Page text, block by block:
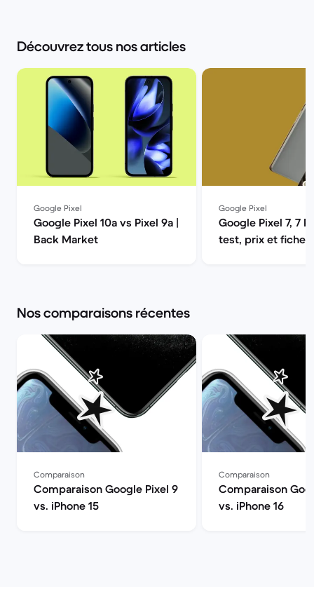
Découvrez tous nos articles
Google Pixel
Google Pixel 10a vs Pixel 9a |
Back Market
Google Pixel
Google Pixel 7, 7
test, prix et fiche
Nos comparaisons récentes
Comparaison
Comparaison Google Pixel 9
vs. iPhone 15
Comparaison
Comparaison
vs. iPhone 16